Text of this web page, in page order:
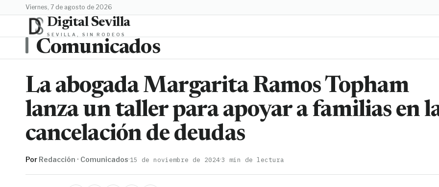
viernes, 7 de agosto de 2026
Digital Sevilla
SEVILLA, SIN RODEOS
Comunicados
La abogada Margarita Ramos Topham
lanza un taller para apoyar a familias en
cancelación de deudas
Por Redacción · Comunicados·15 de noviembre de 2024·3 min de lectura